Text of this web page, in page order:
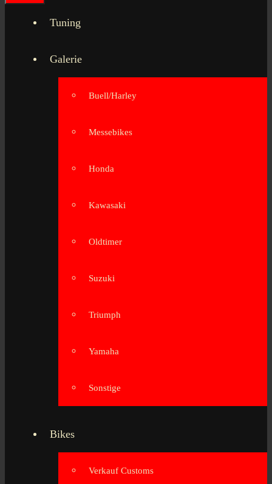
Tuning
Galerie
Buell/Harley
Messebikes
Honda
Kawasaki
Oldtimer
Suzuki
Triumph
Yamaha
Sonstige
Bikes
Verkauf Customs